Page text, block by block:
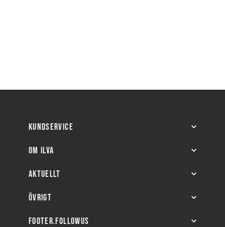
KUNDSERVICE
OM ILVA
AKTUELLT
ÖVRIGT
FOOTER.FOLLOWUS